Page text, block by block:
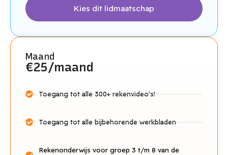
Kies dit lidmaatschap
Maand
€25/maand
Toegang tot alle 300+ rekenvideo's!
Toegang tot alle bijbehorende werkbladen
Rekenonderwijs voor groep 3 t/m 8 van de